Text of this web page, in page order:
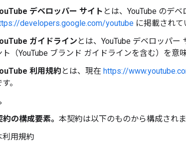
デベロッパー サイト とは、YouTube のデ
developers.google.com/youtube に掲載されて
ガイドライン とは、YouTube デベロッパ
ト（YouTube ブランド ガイドラインを含む）を意味
利用規約 とは、現在 https://
。
約の構成要素。 本契約は以下のものから構成されま
利用規約